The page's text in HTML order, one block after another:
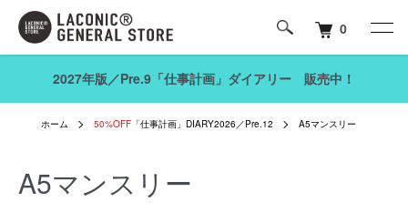
0
2027年版／Pre.9「仕事計画」ダイアリー 販売中！
ホーム 50%OFF 「仕事計画」DIARY2026／Pre.12 A5マンスリー
A5マンスリー